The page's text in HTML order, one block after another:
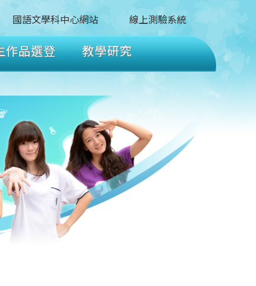
國語文學科中心網站 線上測驗系統
作品選登
教學研究